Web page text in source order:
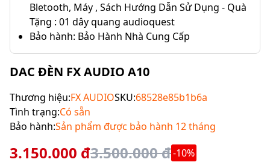
Bletooth, Máy , Sách Hướng Dẫn Sử Dụng - Quà
Tặng : 01 dây quang audioquest
Bảo hành: Bảo Hành Nhà Cung Cấp
DAC ĐÈN FX AUDIO A10
Thương hiệu:FX AUDIOSKU:68528e85b1b6a
Tình trạng:Có sẵn
Bảo hành:Sản phẩm được bảo hành 12 tháng
3.150.000 đ3.500.000 đ-10%